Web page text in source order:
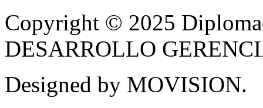
Copyright © 2025
DESARROLLO
Designed by MOVISION.